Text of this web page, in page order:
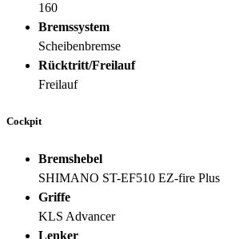
160
Bremssystem
Scheibenbremse
Rücktritt/Freilauf
Freilauf
Cockpit
Bremshebel
SHIMANO ST-EF510 EZ-fire Plus
Griffe
KLS Advancer
Lenker